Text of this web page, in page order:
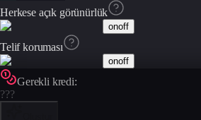
Herkese açık görünürlük
onoff
Telif koruması
onoff
Gerekli kredi:
???